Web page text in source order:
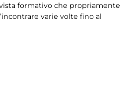
formativo che propriamente
varie volte fino al